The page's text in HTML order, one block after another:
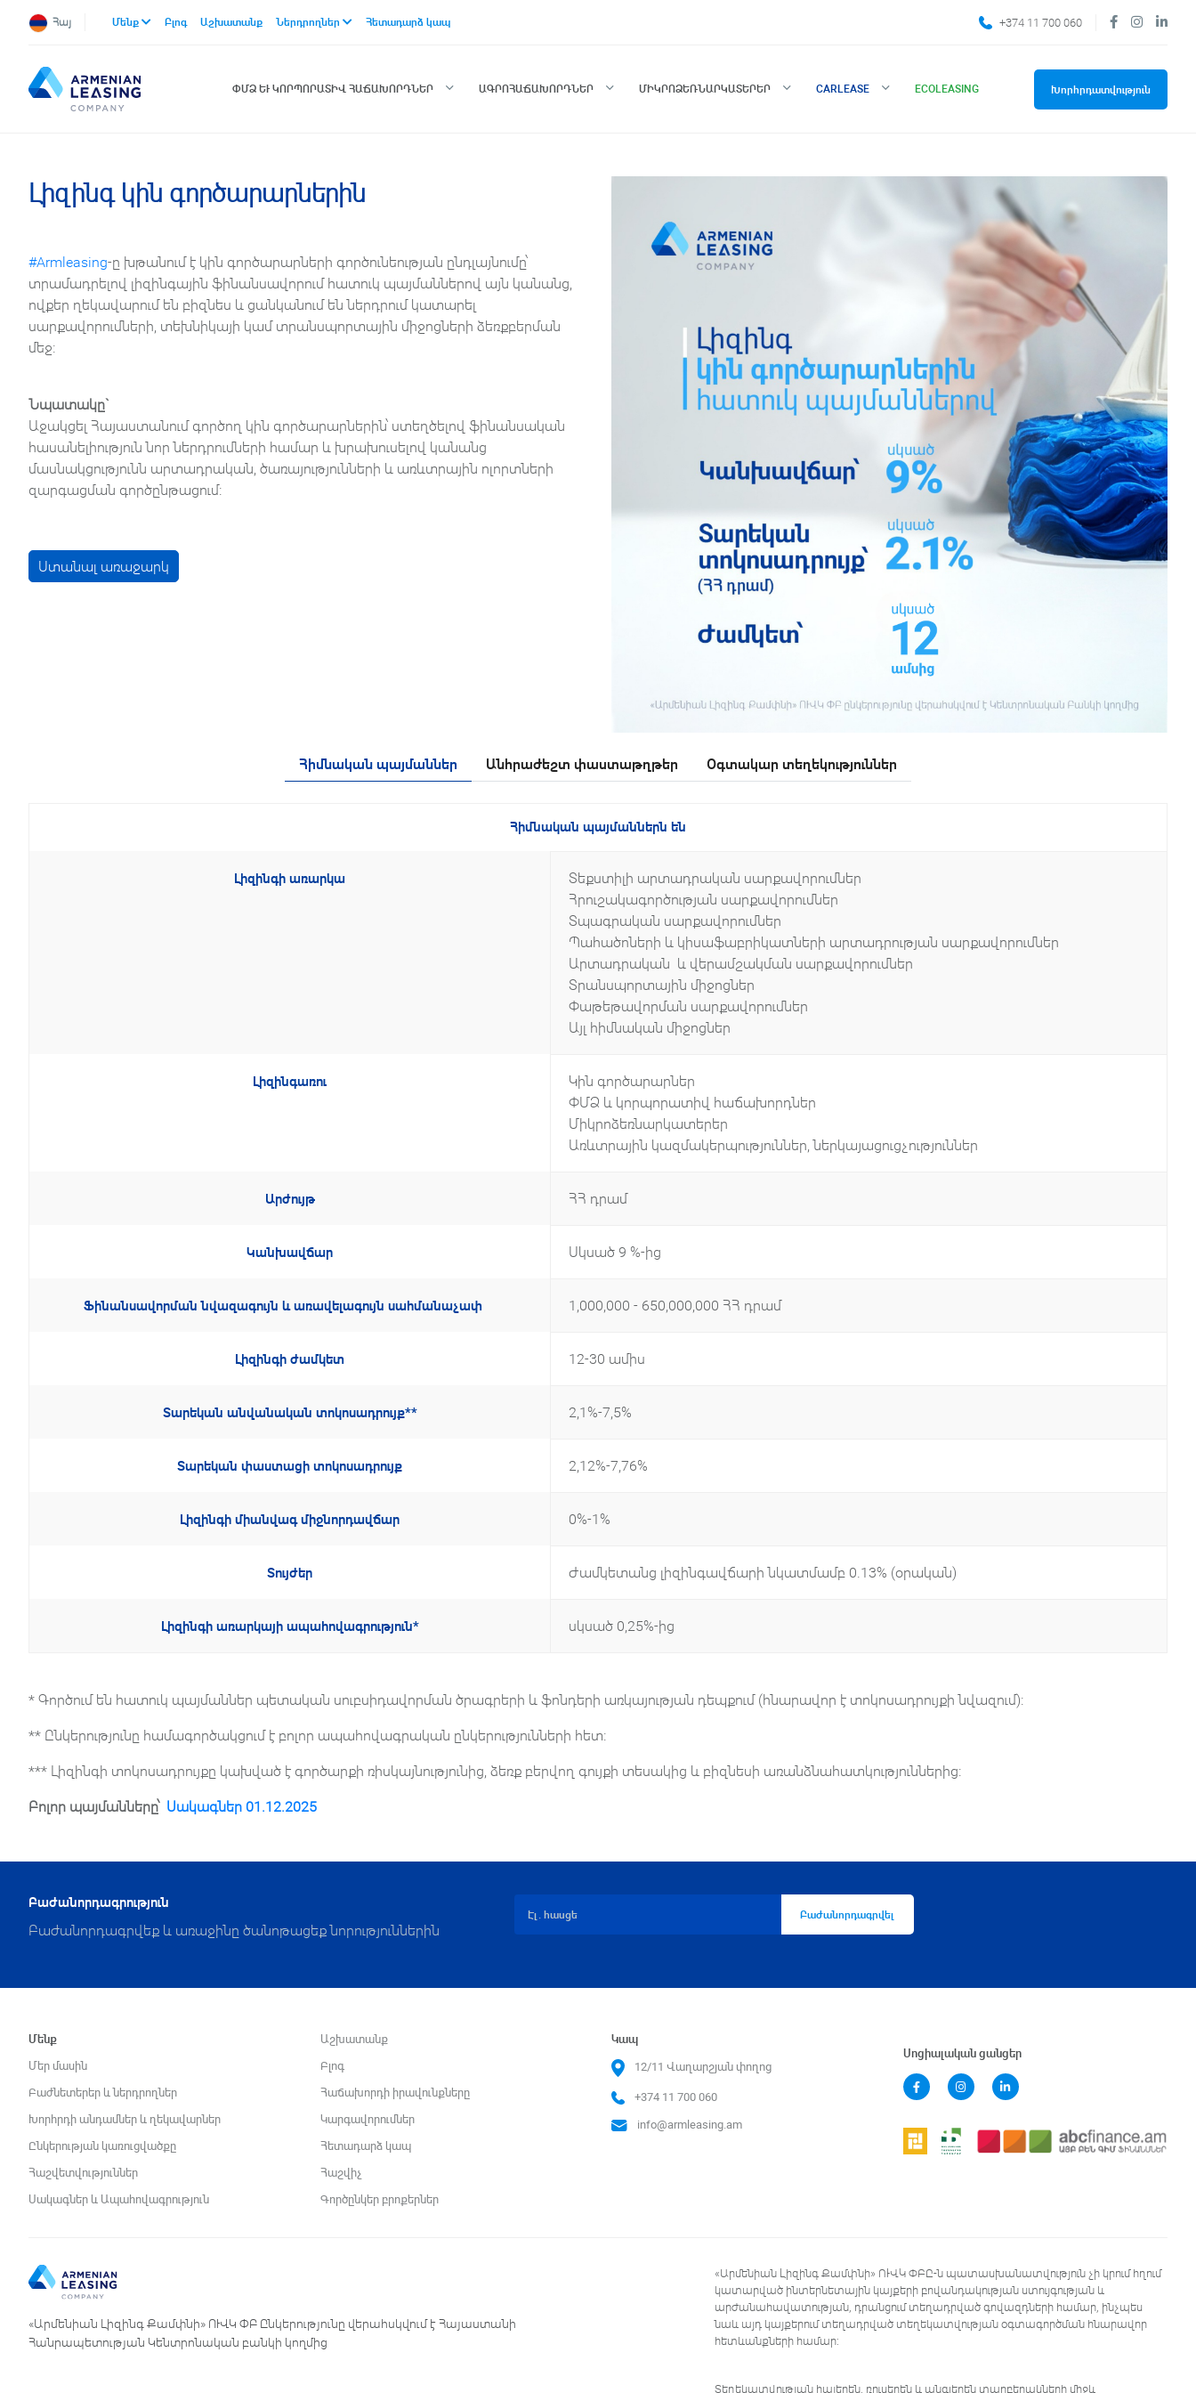
Հայ Մենք Բլոգ Աշխատանք Ներդրողներ Հետադարձ կապ +374 11 700 060
ՓՄՁ ԵՒ ԿՈՐՊՈՐԱՏԻՎ ՀԱՃԱԽՈՐԴՆԵՐ ԱԳՐՈՀԱՃԱԽՈՐԴՆԵՐ ՄԻԿՐՈՁԵՌՆԱՐԿԱՏԵՐԵՐ CARLEASE ECOLEASING Խորհրդատվություն
Լիզինգ կին գործարարներին
#Armleasing-ը խթանում է կին գործարարների գործունեության ընդլայնումը՝
տրամադրելով լիզինգային ֆինանսավորում հատուկ պայմաններով այն կանանց,
ովքեր ղեկավարում են բիզնես և ցանկանում են ներդրում կատարել
սարքավորումների, տեխնիկայի կամ տրանսպորտային միջոցների ձեռքբերման
մեջ։
Նպատակը`
Աջակցել Հայաստանում գործող կին գործարարներին՝ ստեղծելով ֆինանսական
հասանելիություն նոր ներդրումների համար և խրախուսելով կանանց
մասնակցությունն արտադրական, ծառայությունների և առևտրային ոլորտների
զարգացման գործընթացում։
Ստանալ առաջարկ
Հիմնական պայմաններ Անհրաժեշտ փաստաթղթեր Օգտակար տեղեկություններ
Հիմնական պայմաններն են
Լիզինգի առարկա
Տեքստիլի արտադրական սարքավորումներ
Հրուշակագործության սարքավորումներ
Տպագրական սարքավորումներ
Պահածոների և կիսաֆաբրիկատների արտադրության սարքավորումներ
Արտադրական և վերամշակման սարքավորումներ
Տրանսպորտային միջոցներ
Փաթեթավորման սարքավորումներ
Այլ հիմնական միջոցներ
Լիզինգառու
Կին գործարարներ
ՓՄՁ և կորպորատիվ հաճախորդներ
Միկրոձեռնարկատերեր
Առևտրային կազմակերպություններ, ներկայացուցչություններ
Արժույթ ՀՀ դրամ
Կանխավճար Սկսած 9 %-ից
Ֆինանսավորման նվազագույն և առավելագույն սահմանաչափ 1,000,000 - 650,000,000 ՀՀ դրամ
Լիզինգի ժամկետ 12-30 ամիս
Տարեկան անվանական տոկոսադրույք** 2,1%-7,5%
Տարեկան փաստացի տոկոսադրույք 2,12%-7,76%
Լիզինգի միանվագ միջնորդավճար 0%-1%
Տույժեր Ժամկետանց լիզինգավճարի նկատմամբ 0․13% (օրական)
Լիզինգի առարկայի ապահովագրություն* սկսած 0,25%-ից
* Գործում են հատուկ պայմաններ պետական սուբսիդավորման ծրագրերի և ֆոնդերի առկայության դեպքում (հնարավոր է տոկոսադրույքի նվազում)։
** Ընկերությունը համագործակցում է բոլոր ապահովագրական ընկերությունների հետ։
*** Լիզինգի տոկոսադրույքը կախված է գործարքի ռիսկայնությունից, ձեռք բերվող գույքի տեսակից և բիզնեսի առանձնահատկություններից։
Բոլոր պայմանները՝ Սակագներ 01.12.2025
Բաժանորդագրություն
Բաժանորդագրվեք և առաջինը ծանոթացեք նորություններին
Բաժանորդագրվել
Մենք
Մեր մասին
Բաժնետերեր և ներդրողներ
Խորհրդի անդամներ և ղեկավարներ
Ընկերության կառուցվածքը
Հաշվետվություններ
Սակագներ և Ապահովագրություն
Աշխատանք
Բլոգ
Հաճախորդի իրավունքները
Կարգավորումներ
Հետադարձ կապ
Հաշվիչ
Գործընկեր բրոքերներ
Կապ
12/11 Վաղարշյան փողոց
+374 11 700 060
info@armleasing.am
Սոցիալական ցանցեր
«Արմենիան Լիզինգ Քամփնի» ՈՒՎԿ ՓԲ Ընկերությունը վերահսկվում է Հայաստանի
Հանրապետության Կենտրոնական բանկի կողմից
«Արմենիան Լիզինգ Քամփնի» ՈՒՎԿ ՓԲԸ-ն պատասխանատվություն չի կրում հղում
կատարված ինտերնետային կայքերի բովանդակության ստույգության և
արժանահավատության, դրանցում տեղադրված գովազդների համար, ինչպես
նաև այդ կայքերում տեղադրված տեղեկատվության օգտագործման հնարավոր
հետևանքների համար:
Տեղեկատվության հայերեն, ռուսերեն և անգլերեն տարբերակների միջև